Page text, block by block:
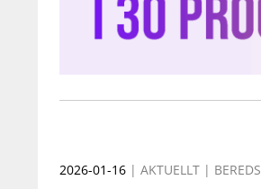
2026-01-16 | AKTUELLT |